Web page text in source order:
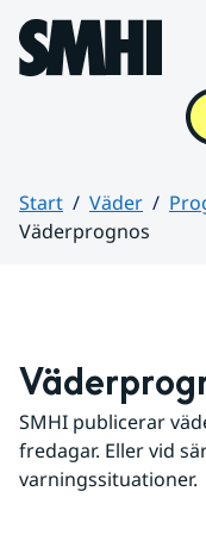
Hoppa till sidans
Start Väder
Väderprognos
SMHI publicerar
fredagar. Eller vid
varningssituationer.